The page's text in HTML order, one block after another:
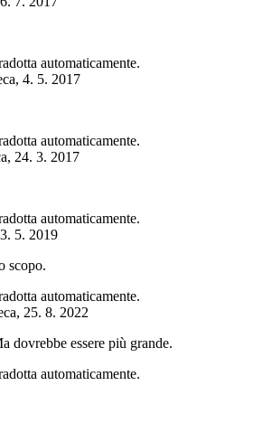
automaticamente.
, 4. 5. 2017
automaticamente.
, 24. 3. 2017
automaticamente.
3. 5. 2019
scopo.
automaticamente.
, 25. 8. 2022
dovrebbe essere più grande.
automaticamente.